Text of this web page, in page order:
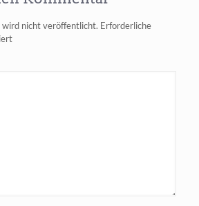
nicht veröffentlicht. Erforderliche